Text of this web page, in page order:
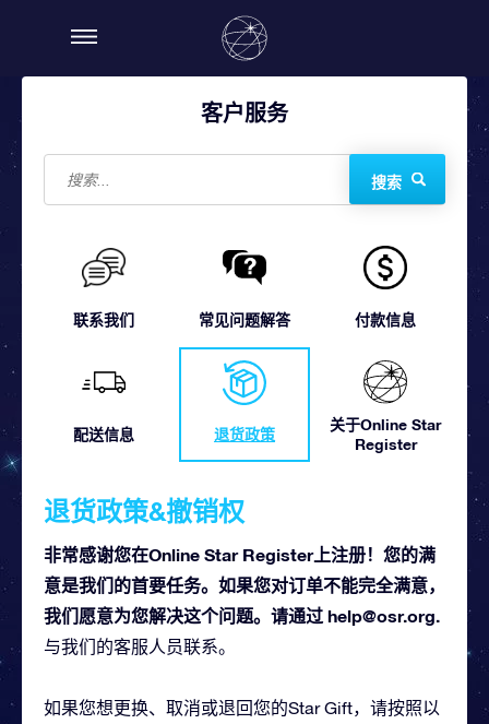
客户服务
搜索
联系我们 常见问题解答 付款信息
配送信息 退货政策
关于Online Star
Register
退货政策&撤销权
非常感谢您在Online Star Register上注册！您的满
意是我们的首要任务。如果您对订单不能完全满意，
我们愿意为您解决这个问题。请通过 help@osr.org.
与我们的客服人员联系。
如果您想更换、取消或退回您的Star Gift，请按照以